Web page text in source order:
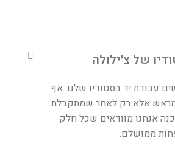
של צ׳ילולה
עבודת יד בסטודיו שלנו. אף
אלא רק לאחר שמתקבלת
אנחנו מוודאים שכל חלק
ממושלם.